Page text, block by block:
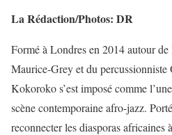
La Rédaction/Photos: DR
Formé à Londres en 2014 autour
Maurice-Grey et du percussionniste
Kokoroko s’est imposé comme
scène contemporaine afro-jazz.
reconnecter les diasporas africaines